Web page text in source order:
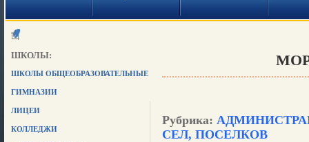
ШКОЛЫ:
ШКОЛЫ ОБЩЕОБРАЗОВАТЕЛЬНЫЕ
ГИМНАЗИИ
ЛИЦЕИ
КОЛЛЕДЖИ
Рубрика:
СЕЛ, ПОСЕЛКОВ